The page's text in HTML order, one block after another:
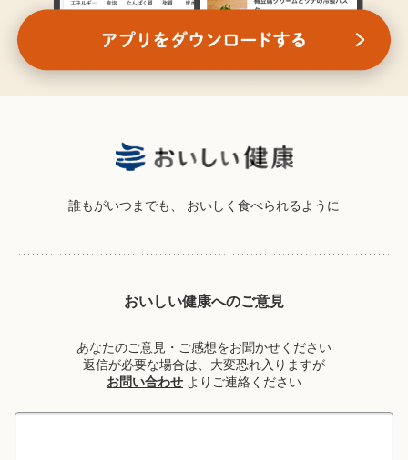
誰もがいつまでも、 おいしく食べられるように
おいしい健康へのご意見
あなたのご意見・ご感想をお聞かせください
返信が必要な場合は、大変恐れ入りますが
お問い合わせ よりご連絡ください